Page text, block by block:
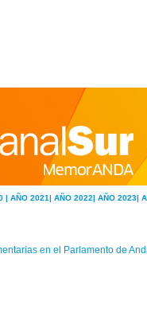
| AÑO 2021| AÑO 2022| AÑO 2023|
en el Parlamento de